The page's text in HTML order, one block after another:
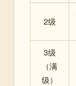
2级
3级
（满
级）